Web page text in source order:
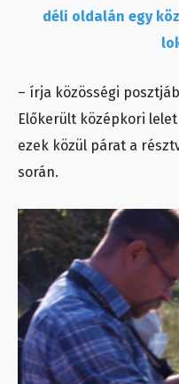
déli oldalán egy
– írja közösségi
Előkerült középkori
ezek közül párat a
során.